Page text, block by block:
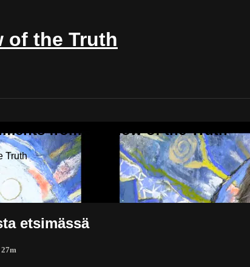
of the Truth
from Shadow of the Truth
Truth
etsimässä
27m